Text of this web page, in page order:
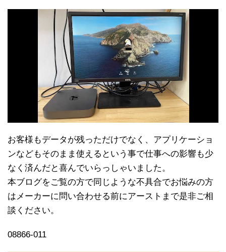
お客様もデータが残っただけでなく、アプリケーショ
ンなどもそのまま使えるという事で仕事への影響も少
なく済んだと喜んでいらっしゃいました。
本ブログをご覧の方で同じような不具合でお悩みの方
はメーカーに問い合わせる前にアーストまで是非ご相
談ください。
08866-011